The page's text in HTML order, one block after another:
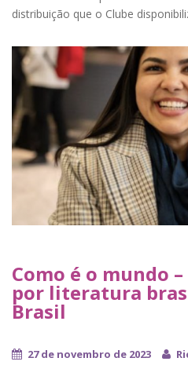
distribuição que o Clube
Como é o mundo
por literatura
Brasil
27 de novembro de 2023